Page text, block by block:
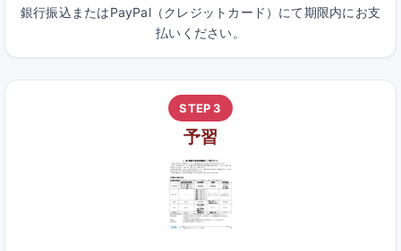
銀行振込またはPayPal（クレジットカード）にて期限内にお支
払いください。
STEP 3
予習